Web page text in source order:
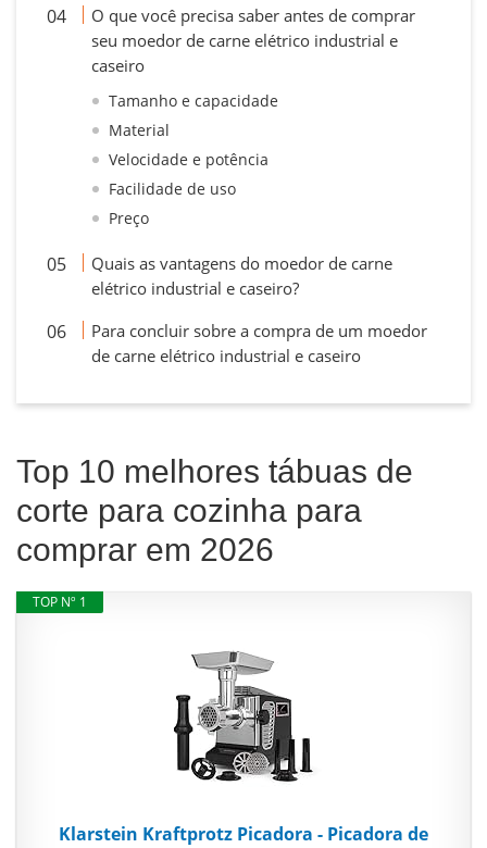
O que você precisa saber antes de comprar
seu moedor de carne elétrico industrial e
caseiro
Tamanho e capacidade
Material
Velocidade e potência
Facilidade de uso
Preço
Quais as vantagens do moedor de carne
elétrico industrial e caseiro?
Para concluir sobre a compra de um moedor
de carne elétrico industrial e caseiro
Top 10 melhores tábuas de
corte para cozinha para
comprar em 2026
TOP Nº 1
Klarstein Kraftprotz Picadora - Picadora de